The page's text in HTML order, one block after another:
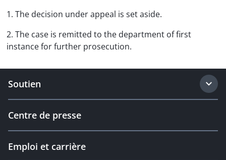
1. The decision under appeal is set aside.
2. The case is remitted to the department of first
instance for further prosecution.
Soutien
Centre de presse
Emploi et carrière